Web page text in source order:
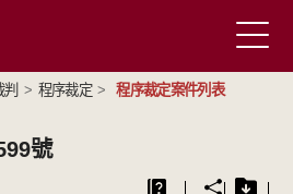
判 > 程序裁定 > 程序裁定案件列表
號